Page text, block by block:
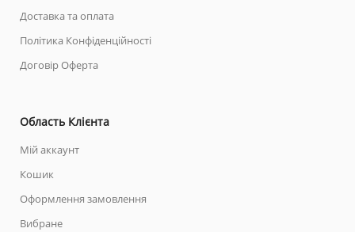
Доставка та оплата
Політика Конфіденційності
Договір Оферта
Область Клієнта
Мій аккаунт
Кошик
Оформлення замовлення
Вибране